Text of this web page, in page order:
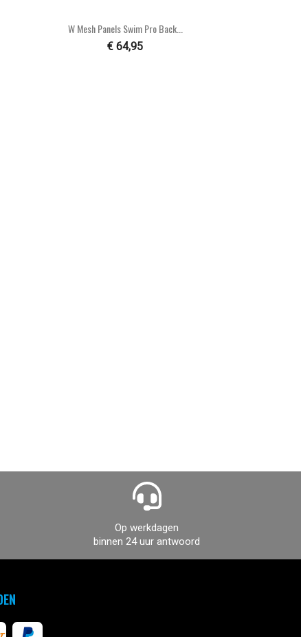
Snel bekijken
W Mesh Panels Swim Pro Back...
€ 64,95
Op werkdagen
binnen 24 uur antwoord